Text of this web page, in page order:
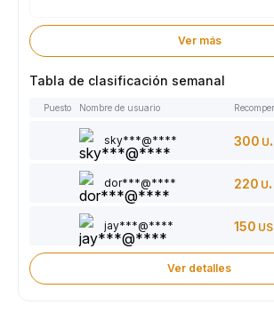
Ver más
Tabla de clasificación semanal
Puesto Nombre de usuario
sky***@**** 300 USDT
dor***@**** 220 USDT
jay***@**** 150 USDT
Ver detalles